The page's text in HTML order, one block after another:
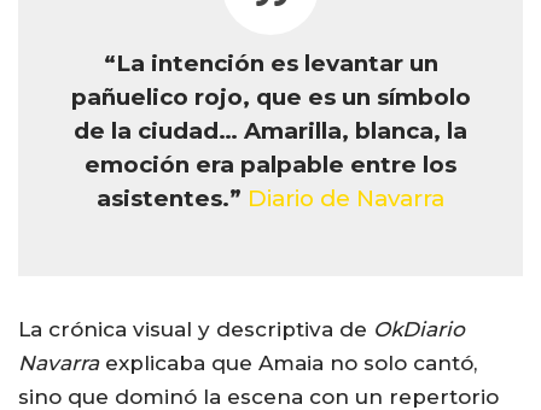
“La intención es levantar un
pañuelico rojo, que es un símbolo
de la ciudad… Amarilla, blanca, la
emoción era palpable entre los
asistentes.” Diario de Navarra
La crónica visual y descriptiva de OkDiario
Navarraexplicaba que Amaia no solo cantó,
sino que dominó la escena con un repertorio